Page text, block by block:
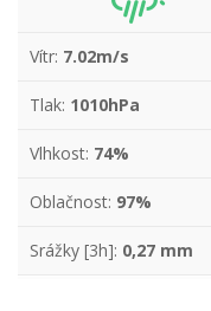
Vítr: 7.02m/s
Tlak: 1010hPa
Vlhkost: 74%
Oblačnost: 97%
Srážky [3h]: 0,27 mm